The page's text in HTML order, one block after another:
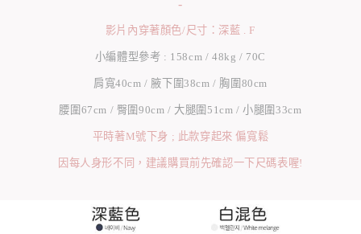
-
影片內穿著顏色/尺寸：深藍 . F
小編體型參考 : 158cm / 48kg / 70C
肩寬40cm / 腋下圍38cm / 胸圍80cm
腰圍67cm / 臀圍90cm / 大腿圍51cm / 小腿圍33cm
平時著M號下身 ; 此款穿起來 偏寬鬆
因每人身形不同，建議購買前先確認一下尺碼表喔!